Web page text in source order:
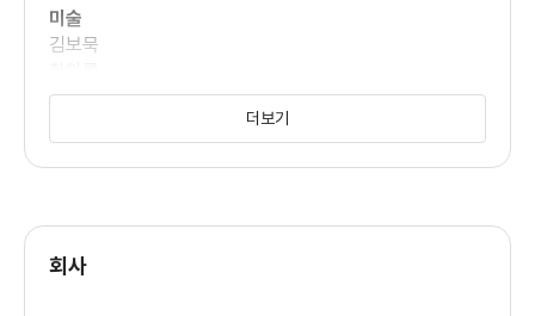
박지홍
미술
김보묵
정광호
김석원
더보기
회사